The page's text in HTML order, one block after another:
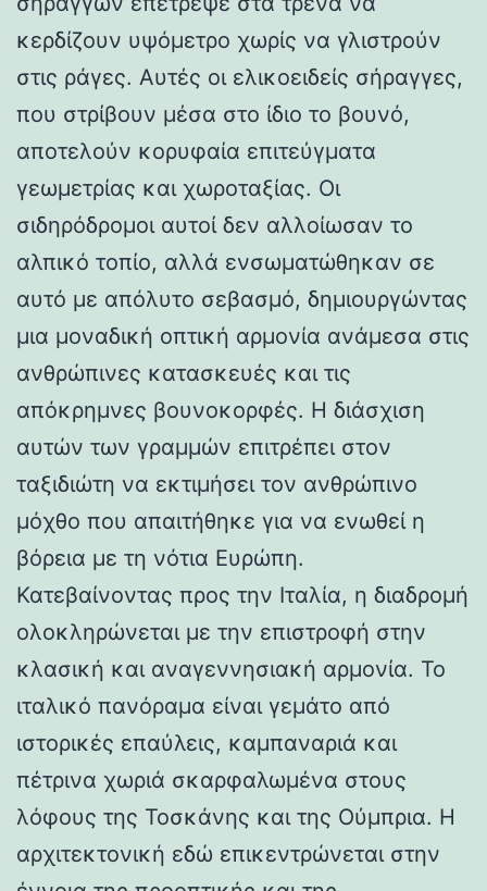
κερδίζουν υψόμετρο χωρίς να γλιστρούν
στις ράγες. Αυτές οι ελικοειδείς σήραγγες,
που στρίβουν μέσα στο ίδιο το βουνό,
αποτελούν κορυφαία επιτεύγματα
γεωμετρίας και χωροταξίας. Οι
σιδηρόδρομοι αυτοί δεν αλλοίωσαν το
αλπικό τοπίο, αλλά ενσωματώθηκαν σε
αυτό με απόλυτο σεβασμό, δημιουργώντας
μια μοναδική οπτική αρμονία ανάμεσα στις
ανθρώπινες κατασκευές και τις
απόκρημνες βουνοκορφές. Η διάσχιση
αυτών των γραμμών επιτρέπει στον
ταξιδιώτη να εκτιμήσει τον ανθρώπινο
μόχθο που απαιτήθηκε για να ενωθεί η
βόρεια με τη νότια Ευρώπη.
Κατεβαίνοντας προς την Ιταλία, η διαδρομή
ολοκληρώνεται με την επιστροφή στην
κλασική και αναγεννησιακή αρμονία. Το
ιταλικό πανόραμα είναι γεμάτο από
ιστορικές επαύλεις, καμπαναριά και
πέτρινα χωριά σκαρφαλωμένα στους
λόφους της Τοσκάνης και της Ούμπρια. Η
αρχιτεκτονική εδώ επικεντρώνεται στην